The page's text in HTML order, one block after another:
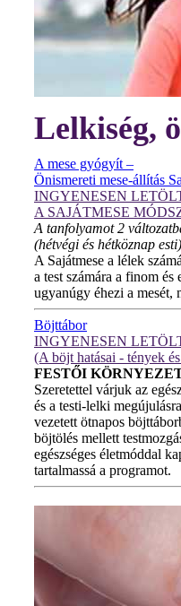
Lelkiség,
A mese gyógyít –
Önismereti mese-állítás
INGYENESEN
A SAJÁTMESE
A tanfolyamot 2
(hétvégi és hétköznap
A Sajátmese a lélek
a test számára a finom és
ugyanúgy éhezi a mesét,
Böjttábor
INGYENESEN
(A böjt hatásai - tények
FESTŐI
Szeretettel várjuk az
és a testi-lelki
vezetett ötnapos
böjtölés mellett
egészséges életmóddal
tartalmassá a programot.